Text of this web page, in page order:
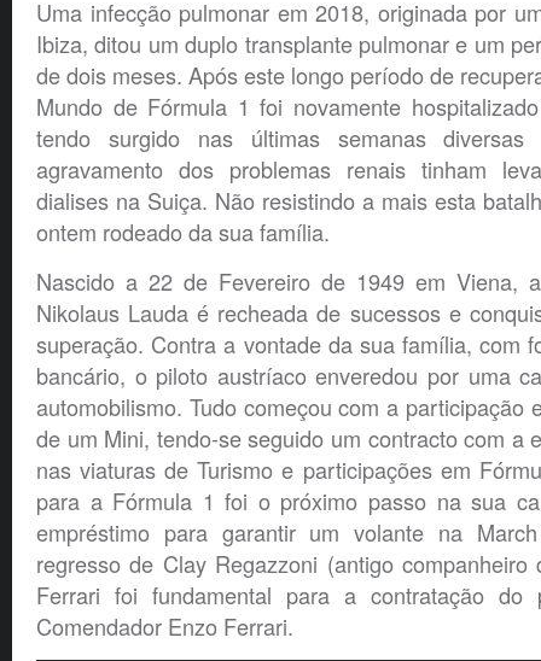
Uma infecção pulmonar em 2018, originada por
Ibiza, ditou um duplo transplante pulmonar e um
de dois meses. Após este longo período de
Mundo de Fórmula 1 foi novamente
tendo surgido nas últimas semanas
agravamento dos problemas renais tinham
dialises na Suiça. Não resistindo a mais esta
ontem rodeado da sua família.
Nascido a 22 de Fevereiro de 1949 em Viena,
Nikolaus Lauda é recheada de sucessos e
superação. Contra a vontade da sua família, com
bancário, o piloto austríaco enveredou por uma
automobilismo. Tudo começou com a participação
de um Mini, tendo-se seguido um contracto com a
nas viaturas de Turismo e participações em
para a Fórmula 1 foi o próximo passo na sua
empréstimo para garantir um volante na
regresso de Clay Regazzoni (antigo
Ferrari foi fundamental para a contratação do
Comendador Enzo Ferrari.